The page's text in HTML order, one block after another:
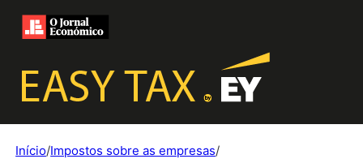
Início/Impostos sobre as empresas/